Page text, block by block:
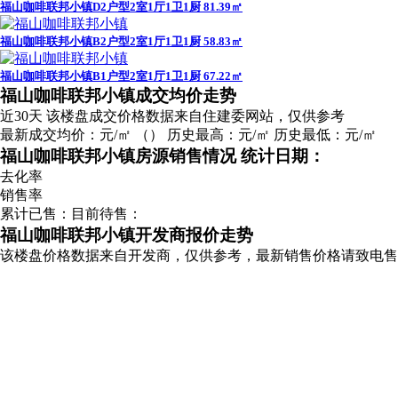
福山咖啡联邦小镇D2户型2室1厅1卫1厨 81.39㎡
福山咖啡联邦小镇B2户型2室1厅1卫1厨 58.83㎡
福山咖啡联邦小镇B1户型2室1厅1卫1厨 67.22㎡
广告
福山咖啡联邦小镇成交均价走势
近30天 该楼盘成交价格数据来自住建委网站，仅供参考
最新成交均价： 元/㎡ （ ） 历史最高： 元/㎡ 历史最低： 元/㎡
福山咖啡联邦小镇房源销售情况统计日期：
去化率
销售率
累计已售： 目前待售：
福山咖啡联邦小镇开发商报价走势
该楼盘价格数据来自开发商，仅供参考，最新销售价格请致电